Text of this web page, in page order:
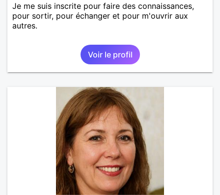
Je me suis inscrite pour faire des connaissances,
pour sortir, pour échanger et pour m'ouvrir aux
autres.
Voir le profil